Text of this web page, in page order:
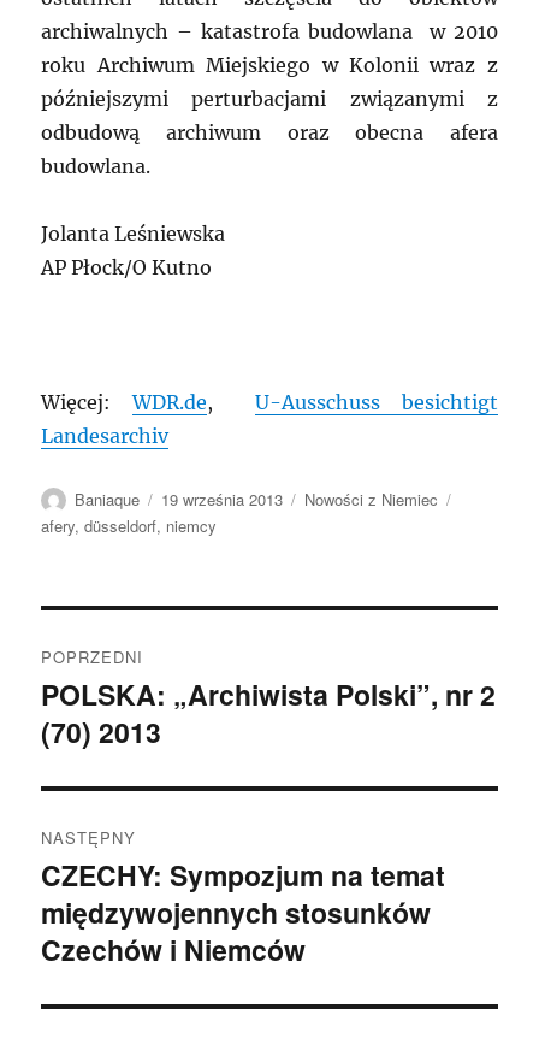
archiwalnych – katastrofa budowlana w 2010
roku Archiwum Miejskiego w Kolonii wraz z
późniejszymi perturbacjami związanymi z
odbudową archiwum oraz obecna afera
budowlana.
Jolanta Leśniewska
AP Płock/O Kutno
Więcej:WDR.de,U-Ausschuss besichtigt
Landesarchiv
Autor
Baniaque
Data
publikacji
19 września 2013 Kategorie
Nowości z Niemiec
afery,düsseldorf, niemcy
wpisu
POPRZEDNI
Poprzedni
wpis:
POLSKA: „Archiwista Polski”, nr 2
(70) 2013
NASTĘPNY
Następny
wpis:
CZECHY: Sympozjum na temat
międzywojennych stosunków
Czechów i Niemców